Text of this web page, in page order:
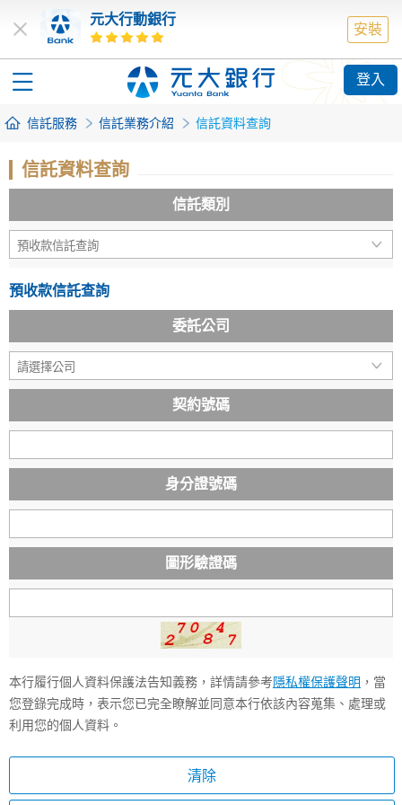
元大行動銀行
安裝
登入
信託服務 信託業務介紹 信託資料查詢
信託資料查詢
信託類別
預收款信託查詢
委託公司
契約號碼
身分證號碼
圖形驗證碼
本行履行個人資料保護法告知義務，詳情請參考隱私權保護聲明 ，當
您登錄完成時，表示您已完全瞭解並同意本行依該內容蒐集、處理或
利用您的個人資料。
清除